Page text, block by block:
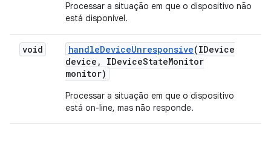
Processar a situação em que o dispositivo não
está disponível.
void handleDeviceUnresponsive(IDevice
device , IDeviceStateMonitor
monitor)
Processar a situação em que o dispositivo
está on-line, mas não responde.